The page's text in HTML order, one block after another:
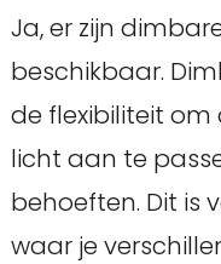
Ja, er zijn
beschikbaar.
de flexibiliteit
licht aan te
behoeften. Dit is
waar je